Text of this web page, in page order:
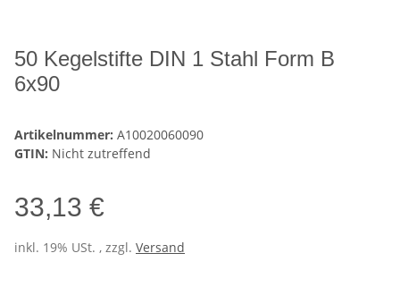
50 Kegelstifte DIN 1 Stahl Form B
6x90
Artikelnummer: A10020060090
GTIN: Nicht zutreffend
33,13 €
inkl. 19% USt. , zzgl. Versand